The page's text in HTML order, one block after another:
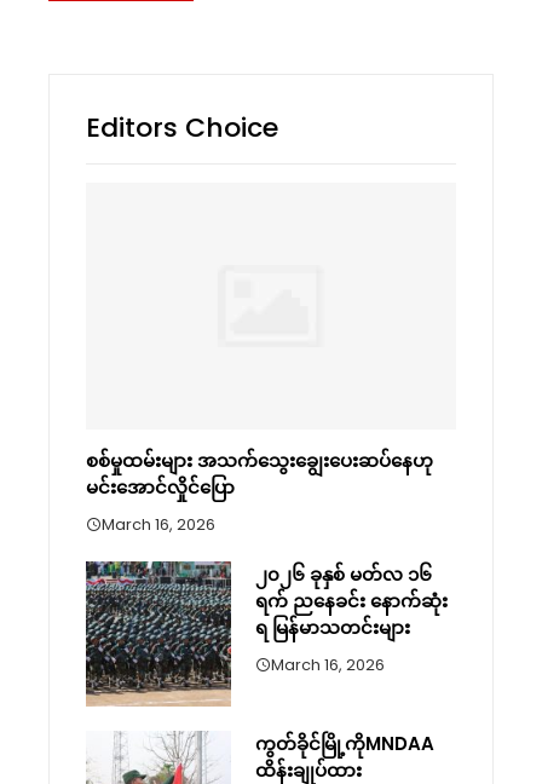
Editors Choice
စစ်မှုထမ်းများ အသက်သွေးချွေးပေးဆပ်နေဟု
မင်းအောင်လှိုင်ပြော
March 16, 2026
၂၀၂၆ ခုနှစ် မတ်လ ၁၆
ရက် ညနေခင်း နောက်ဆုံး
ရ မြန်မာသတင်းများ
March 16, 2026
ကွတ်ခိုင်မြို့ကိုMNDAA
ထိန်းချုပ်ထား